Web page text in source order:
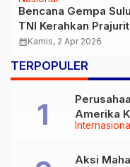
Bencana Gempa
TNI Kerahkan Prajurit
Bantu Pemulihan
calendar_monthKamis, 2 Apr 2026
TERPOPULER
Internasional
Amerika
Aksi